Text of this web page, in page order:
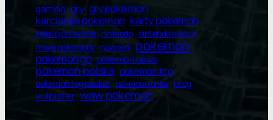
gaming gry gry pokemon
karcianka pokemon karty pokemon
kolekcjonowanie nintendo nintendo switch
nowe pokemony nowości pokemon
pokemon go pokemon news
pokemon polska pokemon tcg
pokemon tcg pocket pokemon unite ptcg
vulpister waw pokemon